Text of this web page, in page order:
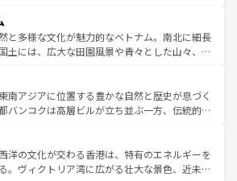
しい。
と評判のスイーツなど、バラエティ豊かな料理
が味わえる。 なお、新着の台湾情報は コンテンツ一覧を参
い。
足を延ばせば四季折々の自然美を楽しむことが
して、キムチや焼肉、絶品のストリートフード
ざまな韓国料理が待っている。夜には、韓国な
まれながら、韓国の多彩な魅力を心ゆくまで味
わってみてほしい。 なお、新着の韓国情報はコンテンツ一
てほしい。
と多様な文化が魅力的なベトナム。南北に細長
土には、広大な田園風景や青々とした山々、世
と共に伝統が息づく。ハノイの古い町並みやホ
のフランス統治時代の建物も、独特の雰囲気を
いる。また、バラエティの豊かさとおいしさで
ーやバインミー、ベトナムコーヒーなどは、ぜ
わいたい。どの地域を訪れてもあたたかい人々
迎えてくれるので、きっと忘れられない旅にな
南アジアに位置する豊かな自然と歴史が息づく
バンコクは高層ビルが立ち並ぶ一方、伝統的な
差している。北部ではチェンマイなどの山岳地
触れ合い、南部ではプーケットやクラビの美し
リゾート気分を楽しむことができる。タイ料理
洋の文化が交わる香港は、特有のエネルギーを
。ヴィクトリア湾に広がる壮大な景色、近未来